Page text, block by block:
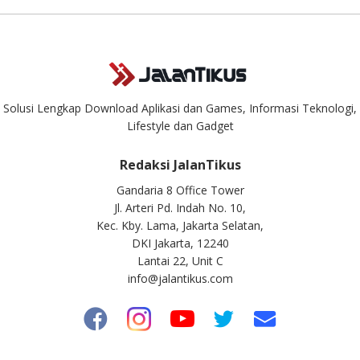
Solusi Lengkap Download Aplikasi dan Games, Informasi Teknologi,
Lifestyle dan Gadget
Redaksi JalanTikus
Gandaria 8 Office Tower
Jl. Arteri Pd. Indah No. 10,
Kec. Kby. Lama, Jakarta Selatan,
DKI Jakarta, 12240
Lantai 22, Unit C
info@jalantikus.com